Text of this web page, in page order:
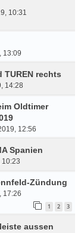
10:31
13:09
TUREN rechts
14:28
Oldtimer
12:56
Spanien
10:23
Zündung
17:26
1 2 3
aussen